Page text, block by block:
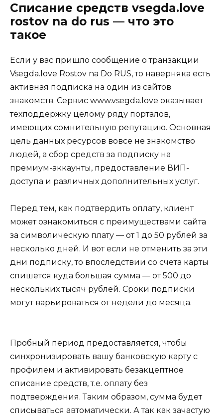
Списание средств vsegda.love
rostov na do rus — что это
такое
Если у вас пришло сообщение о транзакции
Vsegda.love Rostov na Do RUS, то наверняка есть
активная подписка на один из сайтов
знакомств. Сервис www.vsegda.love оказывает
техподдержку целому ряду порталов,
имеющих сомнительную репутацию. Основная
цель данных ресурсов вовсе не знакомство
людей, а сбор средств за подписку на
премиум-аккаунты, предоставление ВИП-
доступа и различных дополнительных услуг.
Перед тем, как подтвердить оплату, клиент
может ознакомиться с преимуществами сайта
за символическую плату — от 1 до 50 рублей за
несколько дней. И вот если не отменить за эти
дни подписку, то впоследствии со счета карты
спишется куда большая сумма — от 500 до
нескольких тысяч рублей. Сроки подписки
могут варьироваться от недели до месяца.
Пробный период предоставляется, чтобы
синхронизировать вашу банковскую карту с
профилем и активировать безакцептное
списание средств, т.е. оплату без
подтверждения. Таким образом, сумма будет
списываться автоматически. А так как зачастую